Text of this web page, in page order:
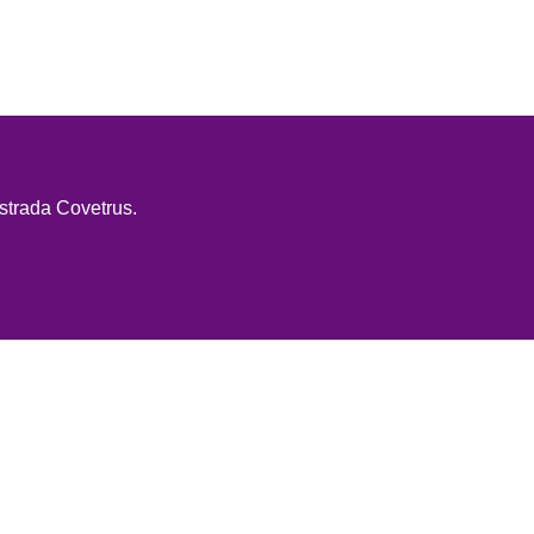
Covetrus.